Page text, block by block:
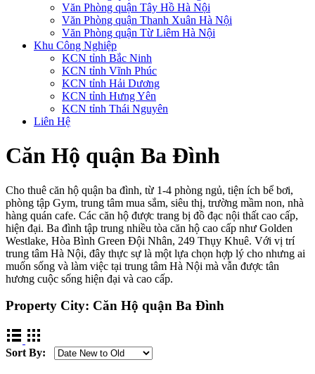
Văn Phòng quận Tây Hồ Hà Nội
Văn Phòng quận Thanh Xuân Hà Nội
Văn Phòng quận Từ Liêm Hà Nội
Khu Công Nghiệp
KCN tỉnh Bắc Ninh
KCN tỉnh Vĩnh Phúc
KCN tỉnh Hải Dương
KCN tỉnh Hưng Yên
KCN tỉnh Thái Nguyên
Liên Hệ
Căn Hộ quận Ba Đình
Cho thuê căn hộ quận ba đình, từ 1-4 phòng ngủ, tiện ích bể bơi,
phòng tập Gym, trung tâm mua sắm, siêu thị, trường mầm non, nhà
hàng quán cafe. Các căn hộ được trang bị đồ đạc nội thất cao cấp,
hiện đại. Ba đình tập trung nhiều tòa căn hộ cao cấp như Golden
Westlake, Hòa Bình Green Đội Nhân, 249 Thụy Khuê. Với vị trí
trung tâm Hà Nội, đây thực sự là một lựa chọn hợp lý cho nhưng ai
muốn sống và làm việc tại trung tâm Hà Nội mà vẫn được tân
hương cuộc sống hiện đại và cao cấp.
Property City: Căn Hộ quận Ba Đình
Sort By: